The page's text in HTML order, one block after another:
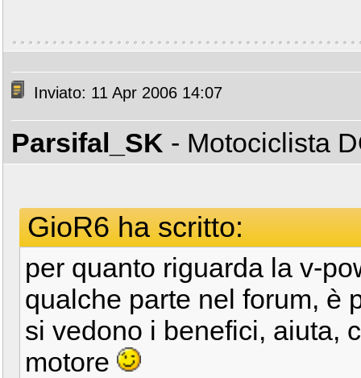
Inviato: 11 Apr 2006 14:07
Parsifal_SK - Motociclista
GioR6 ha scritto:
per quanto riguarda la v-
qualche parte nel forum, è
si vedono i benefici, aiuta,
motore